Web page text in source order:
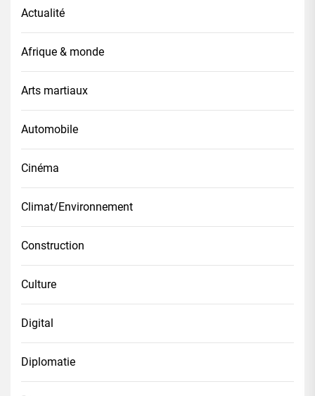
Actualité
Afrique & monde
Arts martiaux
Automobile
Cinéma
Climat/Environnement
Construction
Culture
Digital
Diplomatie